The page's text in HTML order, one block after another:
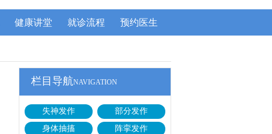
健康讲堂 就诊流程 预约医生
栏目导航NAVIGATION
失神发作
部分发作
身体抽搐
阵挛发作